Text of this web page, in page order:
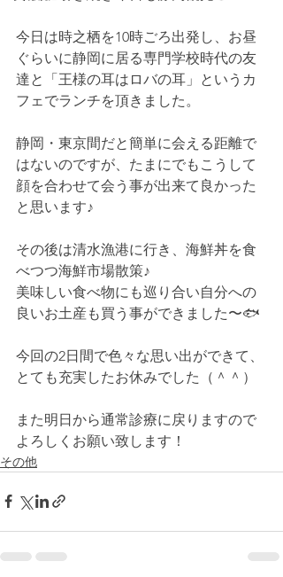
今日は時之栖を10時ごろ出発し、お昼
ぐらいに静岡に居る専門学校時代の友
達と「王様の耳はロバの耳」というカ
フェでランチを頂きました。
静岡・東京間だと簡単に会える距離で
はないのですが、たまにでもこうして
顔を合わせて会う事が出来て良かった
と思います♪
その後は清水漁港に行き、海鮮丼を食
べつつ海鮮市場散策♪
美味しい食べ物にも巡り合い自分への
良いお土産も買う事ができました〜🐟
今回の2日間で色々な思い出ができて、
とても充実したお休みでした（＾＾）
また明日から通常診療に戻りますので
よろしくお願い致します！
その他